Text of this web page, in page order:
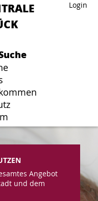
Login
Login
Angebot
und dem